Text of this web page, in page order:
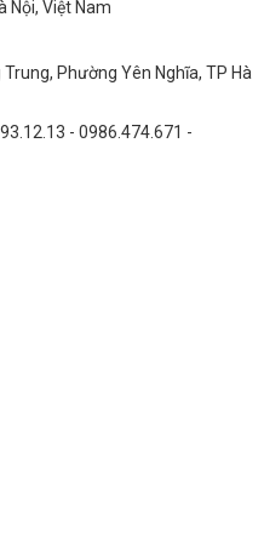
Đèn Đường Phố BRP
ổn định và đáng tin cậy cho
dân.
thị, khu dân cư, tạo không gian
đầy đủ và đồng đều cho các
cường an ninh và hiệu quả
Nội, Việt Nam
Phường Yên Nghĩa, TP Hà
- 0986.474.671 -